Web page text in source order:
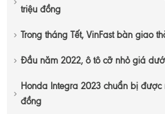
triệu đồng
Trong tháng Tết, VinFast bàn giao
Đầu năm 2022, ô tô cỡ nhỏ giá
Honda Integra 2023 chuẩn bị
đồng